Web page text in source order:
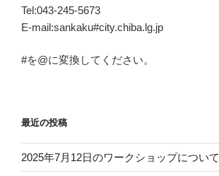
Tel:043-245-5673
E-mail:sankaku#city.chiba.lg.jp
#を@に変換してください。
最近の投稿
2025年7月12日のワークショップについて